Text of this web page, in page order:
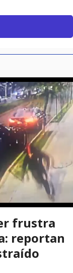
frustra
reportan